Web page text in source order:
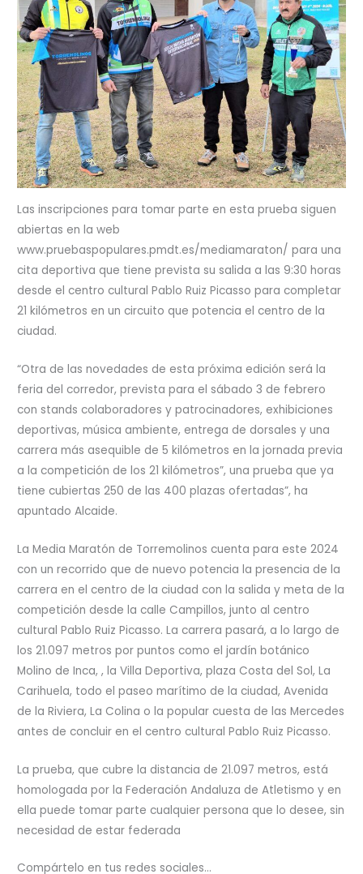
Las inscripciones para tomar parte en esta prueba siguen
abiertas en la web
www.pruebaspopulares.pmdt.es/mediamaraton/ para una
cita deportiva que tiene prevista su salida a las 9:30 horas
desde el centro cultural Pablo Ruiz Picasso para completar
21 kilómetros en un circuito que potencia el centro de la
ciudad.
“Otra de las novedades de esta próxima edición será la
feria del corredor, prevista para el sábado 3 de febrero
con stands colaboradores y patrocinadores, exhibiciones
deportivas, música ambiente, entrega de dorsales y una
carrera más asequible de 5 kilómetros en la jornada previa
a la competición de los 21 kilómetros”, una prueba que ya
tiene cubiertas 250 de las 400 plazas ofertadas”, ha
apuntado Alcaide.
La Media Maratón de Torremolinos cuenta para este 2024
con un recorrido que de nuevo potencia la presencia de la
carrera en el centro de la ciudad con la salida y meta de la
competición desde la calle Campillos, junto al centro
cultural Pablo Ruiz Picasso. La carrera pasará, a lo largo de
los 21.097 metros por puntos como el jardín botánico
Molino de Inca, , la Villa Deportiva, plaza Costa del Sol, La
Carihuela, todo el paseo marítimo de la ciudad, Avenida
de la Riviera, La Colina o la popular cuesta de las Mercedes
antes de concluir en el centro cultural Pablo Ruiz Picasso.
La prueba, que cubre la distancia de 21.097 metros, está
homologada por la Federación Andaluza de Atletismo y en
ella puede tomar parte cualquier persona que lo desee, sin
necesidad de estar federada
Compártelo en tus redes sociales...